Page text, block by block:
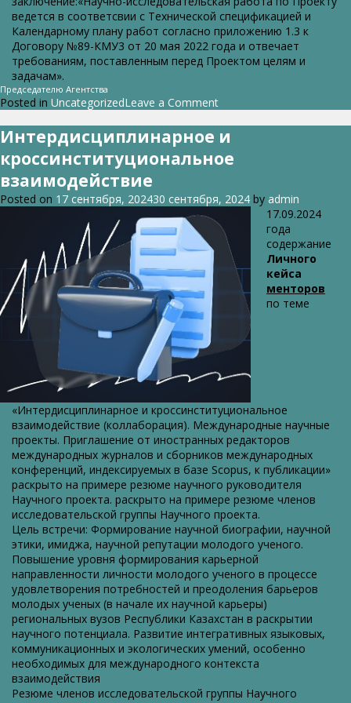
ведется в соответсвии с Технической спецификацией и
Календарному плану работ согласно приложению 1.3 к
Договору №89-КМУ3 от 20 мая 2022 года и отвечает
требованиям, поставленным перед Проектом целям и
задачам».
Председателю Агентства
Posted in UncategorizedLeave a Commenton
научного
потенциала
молодых
региональных
вузов
Республики
Казахстан
Интердисциплинарное и
кроссинституциональное
взаимодействие
Posted on 17 сентября, 202430 сентября, 2024 by admin
17.09.2024
года
содержание
Личного
кейса
менторов
по теме
«Интердисциплинарное и кроссинституциональное
взаимодействие (коллаборация). Международные научные
проекты. Приглашение от иностранных редакторов
международных журналов и сборников международных
конференций, индексируемых в базе Scopus, к публикации»
раскрыто на примере резюме научного руководителя
Научного проекта. раскрыто на примере резюме членов
исследовательской группы Научного проекта.
Цель встречи: Формирование научной биографии, научной
этики, имиджа, научной репутации молодого ученого.
Повышение уровня формирования карьерной
направленности личности молодого ученого в процессе
удовлетворения потребностей и преодоления барьеров
молодых ученых (в начале их научной карьеры)
региональных вузов Республики Казахстан в раскрытии
научного потенциала. Развитие интегративных языковых,
коммуникационных и экологических умений, особенно
необходимых для международного контекста
взаимодействия
Резюме членов исследовательской группы Научного